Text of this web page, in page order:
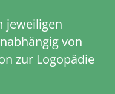
jeweiligen
von
zur Logopädie